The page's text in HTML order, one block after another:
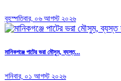
বৃহস্পতিবার, ০৬ আগস্ট ২০২৬
মানিকগঞ্জে পাটের ভরা মৌসুম, ব্যস্ত...
শনিবার, ০১ আগস্ট ২০২৬